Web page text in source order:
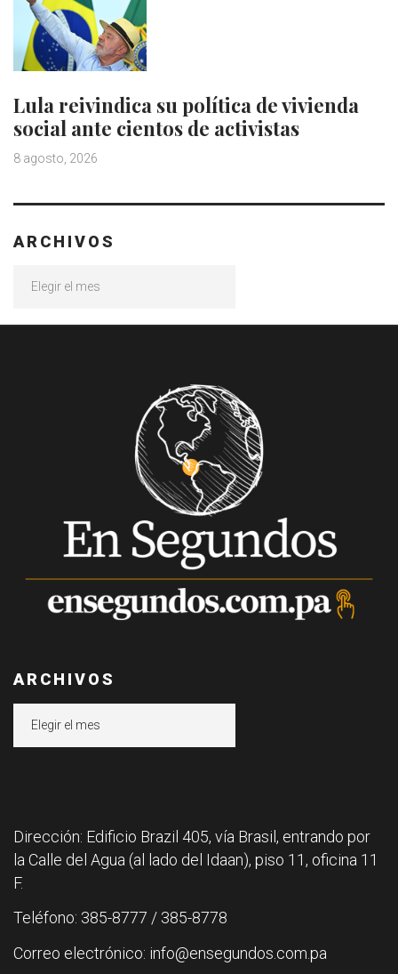
Lula reivindica su política de vivienda
social ante cientos de activistas
8 agosto, 2026
ARCHIVOS
ARCHIVOS
Dirección: Edificio Brazil 405, vía Brasil, entrando por
la Calle del Agua (al lado del Idaan), piso 11, oficina 11
F.
Teléfono: 385-8777 / 385-8778
Correo electrónico: info@ensegundos.com.pa